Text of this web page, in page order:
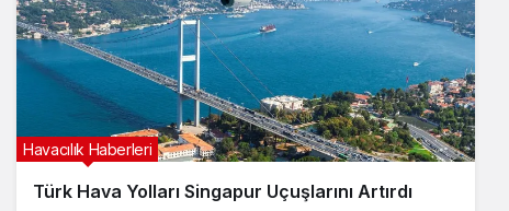
Türk Hava Yolları Singapur Uçuşlarını Artırdı
Havacılık Haberleri